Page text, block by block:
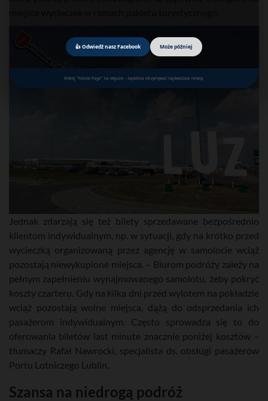
👍 Odwiedź nasz Facebook Może później
Kliknij "Follow Page" na wtyczce – będziesz otrzymywać najświeższe newsy.
Jednak zdarzają się też bilety sprzedawane bezpośrednio
klientom indywidualnym, np. w sytuacji, gdy na krótko przed
wycieczką organizowaną przez agencję w samolocie wciąż
pozostają niewykupione miejsca. – Biurom podróży zależy na
pełnym zapełnieniu wynajmowanego samolotu, żeby pokryć
koszty czarteru. Gdy na kilka dni przed wylotem na pokładzie
wciąż pozostają wolne miejsca, dążą do odsprzedania ich
pasażerom indywidualnym. Często sprowadza się to do
oferowania biletów last minute znacznie poniżej kosztów –
tłumaczy Rafał Nawrocki, specjalista ds. obsługi pasażerów
Portu Lotniczego Lublin.
Szansa na niedrogą podróż